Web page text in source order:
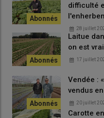
L'APMF collecte des données
inspirer les porteurs de
difficulté
28 juillet
Laitue
on est
17 juillet
Vendée :
vendus
20 juillet
Carotte